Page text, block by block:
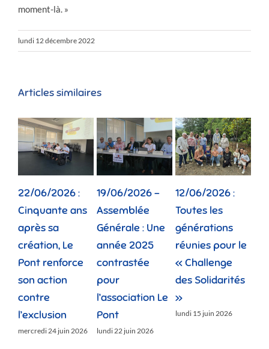
moment-là. »
lundi 12 décembre 2022
Articles similaires
22/06/2026 :
Cinquante ans
après sa
création, Le
Pont renforce
son action
contre
l’exclusion
mercredi 24 juin 2026
19/06/2026 –
Assemblée
Générale : Une
année 2025
contrastée
pour
l’association Le
Pont
lundi 22 juin 2026
12/06/2026 :
Toutes les
générations
réunies pour le
« Challenge
des Solidarités
»
lundi 15 juin 2026